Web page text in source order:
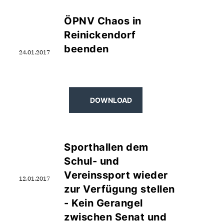
24.01.2017
ÖPNV Chaos in
Reinickendorf
beenden
DOWNLOAD
12.01.2017
Sporthallen dem
Schul- und
Vereinssport wieder
zur Verfügung stellen
- Kein Gerangel
zwischen Senat und